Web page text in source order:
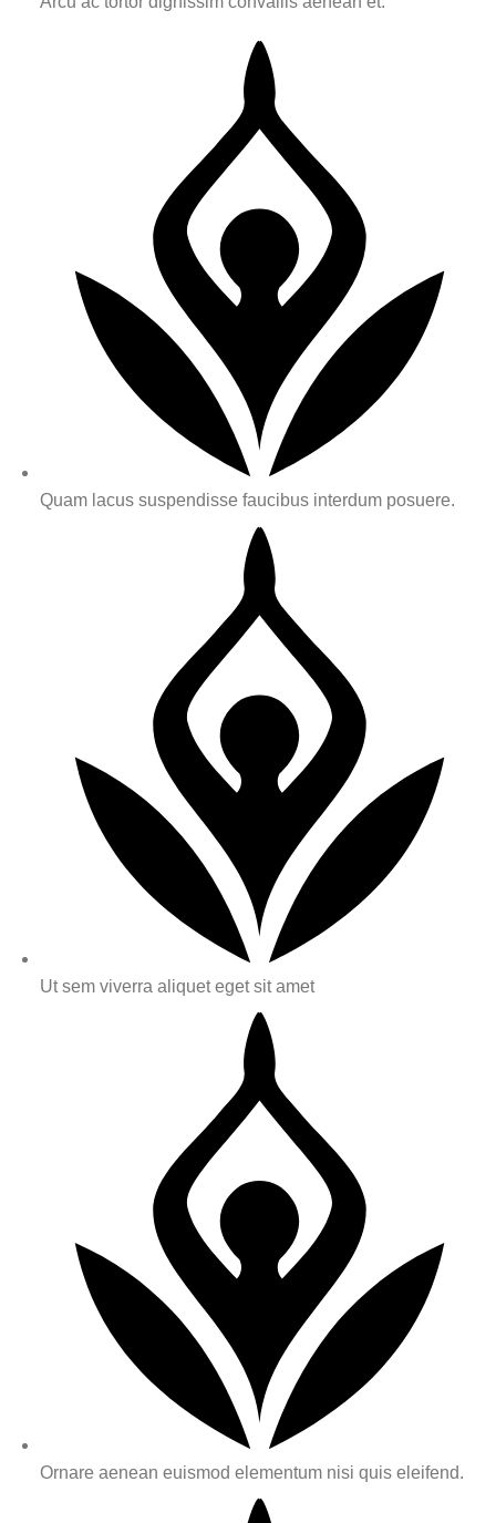
Quam lacus suspendisse faucibus interdum posuere.
Ut sem viverra aliquet eget sit amet
Ornare aenean euismod elementum nisi quis eleifend.